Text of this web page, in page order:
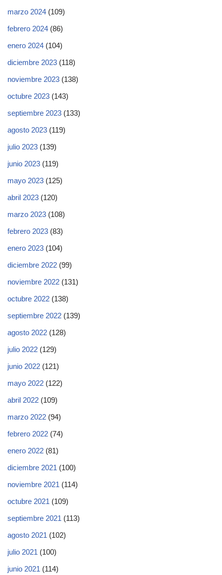
marzo 2024 (109)
febrero 2024 (86)
enero 2024 (104)
diciembre 2023 (118)
noviembre 2023 (138)
octubre 2023 (143)
septiembre 2023 (133)
agosto 2023 (119)
julio 2023 (139)
junio 2023 (119)
mayo 2023 (125)
abril 2023 (120)
marzo 2023 (108)
febrero 2023 (83)
enero 2023 (104)
diciembre 2022 (99)
noviembre 2022 (131)
octubre 2022 (138)
septiembre 2022 (139)
agosto 2022 (128)
julio 2022 (129)
junio 2022 (121)
mayo 2022 (122)
abril 2022 (109)
marzo 2022 (94)
febrero 2022 (74)
enero 2022 (81)
diciembre 2021 (100)
noviembre 2021 (114)
octubre 2021 (109)
septiembre 2021 (113)
agosto 2021 (102)
julio 2021 (100)
junio 2021 (114)